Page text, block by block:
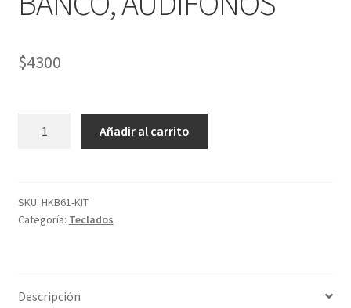
$4300
TECLAS
,
cantidad
Añadir al carrito
SKU: HKB61-KIT
Categoría: Teclados
Descripción